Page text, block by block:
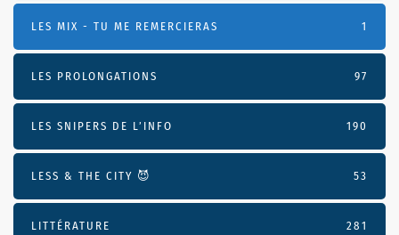
LES MIX - TU ME REMERCIERAS 1
LES PROLONGATIONS 97
LES SNIPERS DE L’INFO 190
LESS & THE CITY 😈 53
LITTÉRATURE 281